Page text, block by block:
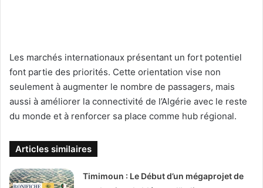
Les marchés internationaux présentant un fort potentiel
font partie des priorités. Cette orientation vise non
seulement à augmenter le nombre de passagers, mais
aussi à améliorer la connectivité de l’Algérie avec le reste
du monde et à renforcer sa place comme hub régional.
Articles similaires
Timimoun : Le Début d’un mégaprojet de